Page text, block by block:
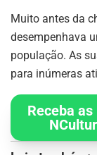
Muito antes da
desempenhava
população. As
para inúmeras
Receba